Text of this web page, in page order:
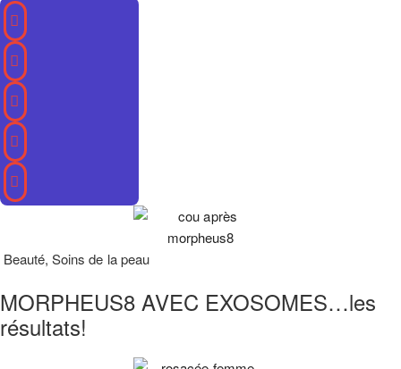
Beauté,Soins de la peau
MORPHEUS8 AVEC EXOSOMES…les
résultats!